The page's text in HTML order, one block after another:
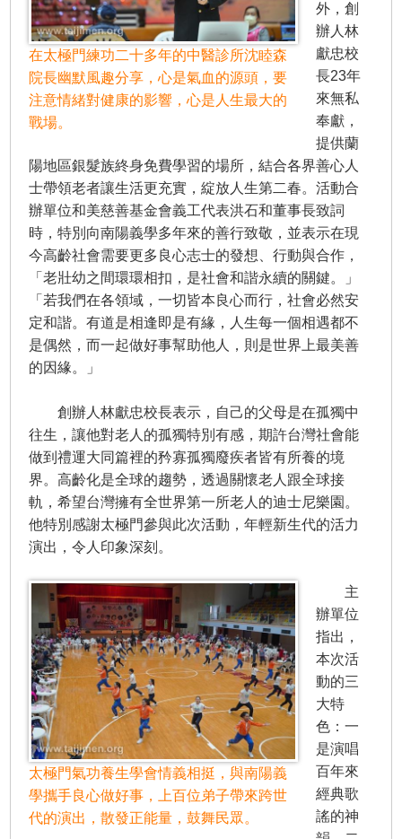
在太極門練功二十多年的中醫診所沈睦森
院長幽默風趣分享，心是氣血的源頭，要
注意情緒對健康的影響，心是人生最大的
戰場。
外，創
辦人林
獻忠校
長23年
來無私
奉獻，
提供蘭
陽地區銀髮族終身免費學習的場所，結合各界善心人
士帶領老者讓生活更充實，綻放人生第二春。活動合
辦單位和美慈善基金會義工代表洪石和董事長致詞
時，特別向南陽義學多年來的善行致敬，並表示在現
今高齡社會需要更多良心志士的發想、行動與合作，
「老壯幼之間環環相扣，是社會和諧永續的關鍵。」
「若我們在各領域，一切皆本良心而行，社會必然安
定和諧。有道是相逢即是有緣，人生每一個相遇都不
是偶然，而一起做好事幫助他人，則是世界上最美善
的因緣。」
創辦人林獻忠校長表示，自己的父母是在孤獨中
往生，讓他對老人的孤獨特別有感，期許台灣社會能
做到禮運大同篇裡的矜寡孤獨廢疾者皆有所養的境
界。高齡化是全球的趨勢，透過關懷老人跟全球接
軌，希望台灣擁有全世界第一所老人的迪士尼樂園。
他特別感謝太極門參與此次活動，年輕新生代的活力
演出，令人印象深刻。
太極門氣功養生學會情義相挺，與南陽義
學攜手良心做好事，上百位弟子帶來跨世
代的演出，散發正能量，鼓舞民眾。
主
辦單位
指出，
本次活
動的三
大特
色：一
是演唱
百年來
經典歌
謠的神